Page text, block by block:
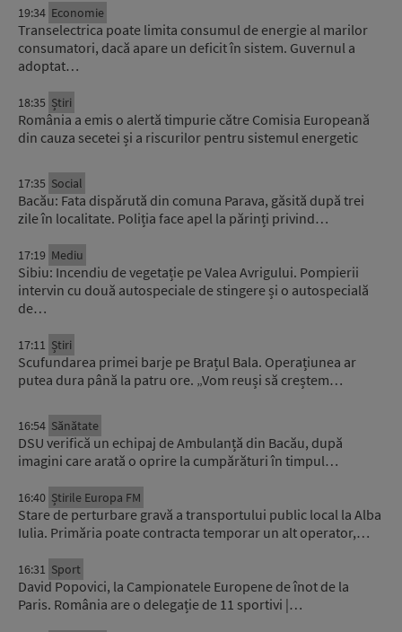
19:34 Economie
Transelectrica poate limita consumul de energie al marilor
consumatori, dacă apare un deficit în sistem. Guvernul a
adoptat…
18:35 Știri
România a emis o alertă timpurie către Comisia Europeană
din cauza secetei și a riscurilor pentru sistemul energetic
17:35 Social
Bacău: Fata dispărută din comuna Parava, găsită după trei
zile în localitate. Poliția face apel la părinți privind…
17:19 Mediu
Sibiu: Incendiu de vegetație pe Valea Avrigului. Pompierii
intervin cu două autospeciale de stingere și o autospecială
de…
17:11 Știri
Scufundarea primei barje pe Brațul Bala. Operațiunea ar
putea dura până la patru ore. „Vom reuși să creștem…
16:54 Sănătate
DSU verifică un echipaj de Ambulanță din Bacău, după
imagini care arată o oprire la cumpărături în timpul…
16:40 Știrile Europa FM
Stare de perturbare gravă a transportului public local la Alba
Iulia. Primăria poate contracta temporar un alt operator,…
16:31 Sport
David Popovici, la Campionatele Europene de înot de la
Paris. România are o delegație de 11 sportivi |…